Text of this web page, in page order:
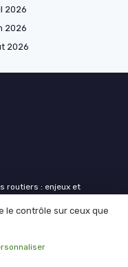
2026
2026
2026
routiers : enjeux et
temps de conduite de
un départ avant 5h :
le contrôle sur ceux que